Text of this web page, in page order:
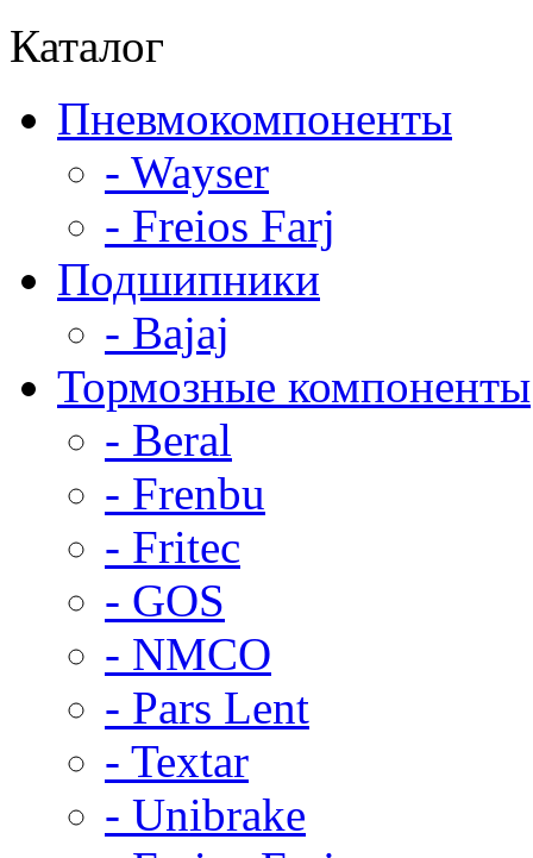
Каталог
Пневмокомпоненты
- Wayser
- Freios Farj
Подшипники
- Bajaj
Тормозные компоненты
- Beral
- Frenbu
- Fritec
- GOS
- NMCO
- Pars Lent
- Textar
- Unibrake